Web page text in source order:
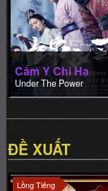
Cẩm Y Chi Hạ
Under The Power
ĐỀ XUẤT
Lồng Tiếng